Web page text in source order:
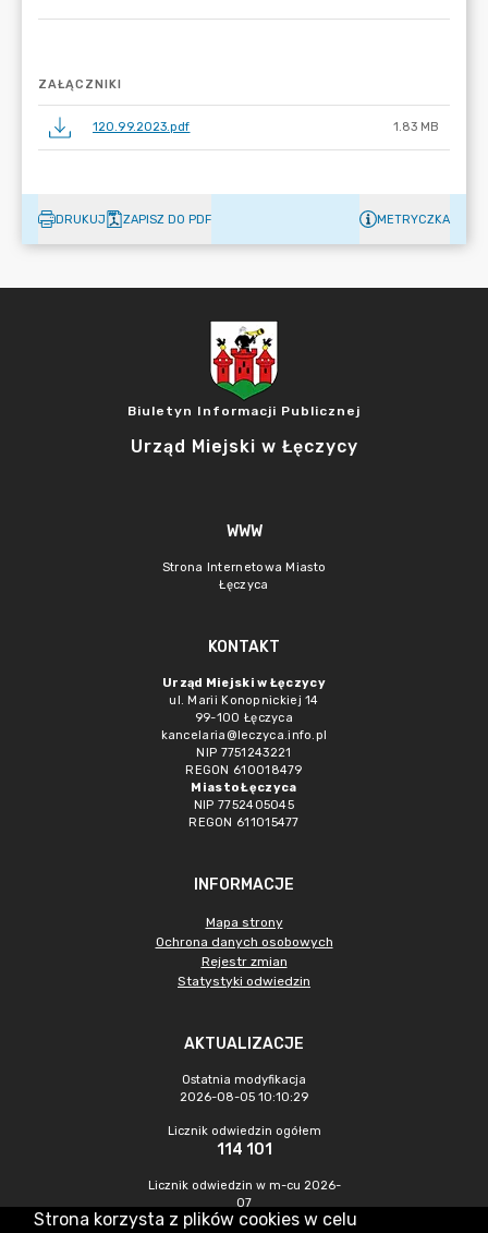
ZAŁĄCZNIKI
120.99.2023.pdf 1.83 MB
DRUKUJ ZAPISZ DO PDF METRYCZKA
Biuletyn Informacji Publicznej
Urząd Miejski w Łęczycy
WWW
Strona Internetowa Miasto
Łęczyca
KONTAKT
Urząd Miejski w Łęczycy
ul. Marii Konopnickiej 14
99-100 Łęczyca
kancelaria@leczyca.info.pl
NIP 7751243221
REGON 610018479
Miasto Łęczyca
NIP 7752405045
REGON 611015477
INFORMACJE
Mapa strony
Ochrona danych osobowych
Rejestr zmian
Statystyki odwiedzin
AKTUALIZACJE
Ostatnia modyfikacja
2026-08-05 10:10:29
Licznik odwiedzin ogółem
114 101
Licznik odwiedzin w m-cu 2026-
07
620
Strona korzysta z plików cookies w celu